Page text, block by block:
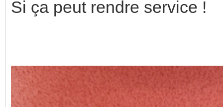
Si ça peut rendre service !